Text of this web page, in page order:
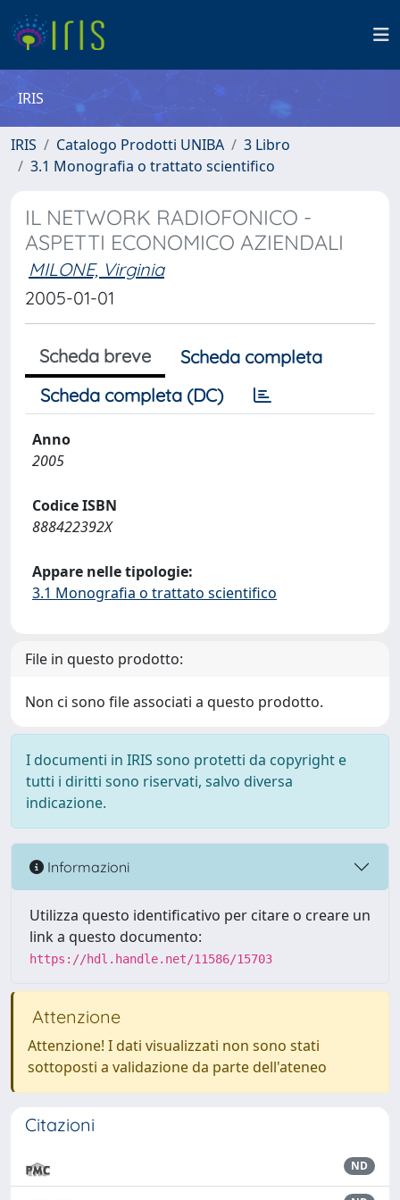
IRIS
IRIS Catalogo Prodotti UNIBA
3 Libro
3.1 Monografia o trattato scientifico
IL NETWORK RADIOFONICO -
ASPETTI ECONOMICO AZIENDALI
MILONE, Virginia
2005-01-01
Scheda breve
Scheda completa
Scheda completa (DC)
Anno
2005
Codice ISBN
888422392X
Appare nelle tipologie:
3.1 Monografia o trattato scientifico
File in questo prodotto:
Non ci sono file associati a questo prodotto.
I documenti in IRIS sono protetti da copyright e
tutti i diritti sono riservati, salvo diversa
indicazione.
Informazioni
Utilizza questo identificativo per citare o creare un
link a questo documento:
https://hdl.handle.net/11586/15703
Attenzione
Attenzione! I dati visualizzati non sono stati
sottoposti a validazione da parte dell'ateneo
Citazioni
ND